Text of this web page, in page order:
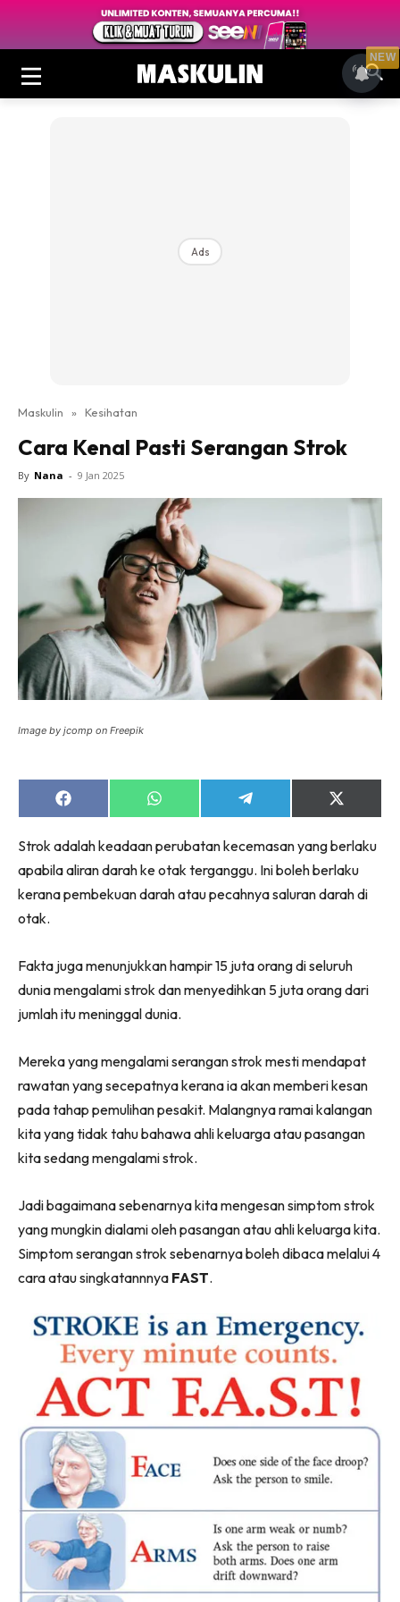
Ads
Maskulin » Kesihatan
Cara Kenal Pasti Serangan Strok
By Nana - 9 Jan 2025
Image by jcomp on Freepik
Share
on
Share
on
Share
on
Share
on
(Twitter)
Strok adalah keadaan perubatan kecemasan yang berlaku
apabila aliran darah ke otak terganggu. Ini boleh berlaku
kerana pembekuan darah atau pecahnya saluran darah di
otak.
Fakta juga menunjukkan hampir 15 juta orang di seluruh
dunia mengalami strok dan menyedihkan 5 juta orang dari
jumlah itu meninggal dunia.
Mereka yang mengalami serangan strok mesti mendapat
rawatan yang secepatnya kerana ia akan memberi kesan
pada tahap pemulihan pesakit. Malangnya ramai kalangan
kita yang tidak tahu bahawa ahli keluarga atau pasangan
kita sedang mengalami strok.
Jadi bagaimana sebenarnya kita mengesan simptom strok
yang mungkin dialami oleh pasangan atau ahli keluarga kita.
Simptom serangan strok sebenarnya boleh dibaca melalui 4
cara atau singkatannnya FAST.
NEW